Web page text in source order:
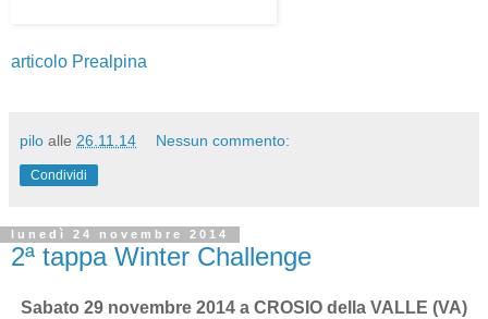
articolo Prealpina
pilo alle 26.11.14 Nessun commento:
Condividi
lunedì 24 novembre 2014
2ª tappa Winter Challenge
Sabato 29 novembre 2014 a CROSIO della VALLE (VA)